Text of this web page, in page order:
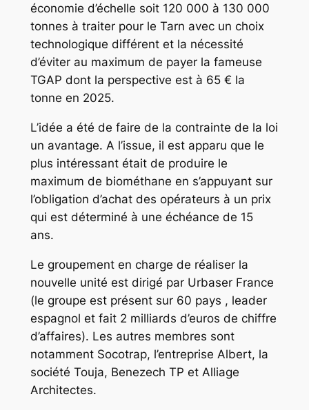
économie d’échelle soit 120 000 à 130 000
tonnes à traiter pour le Tarn avec un choix
technologique différent et la nécessité
d’éviter au maximum de payer la fameuse
TGAP dont la perspective est à 65 € la
tonne en 2025.
L’idée a été de faire de la contrainte de la loi
un avantage. A l’issue, il est apparu que le
plus intéressant était de produire le
maximum de biométhane en s’appuyant sur
l’obligation d’achat des opérateurs à un prix
qui est déterminé à une échéance de 15
ans.
Le groupement en charge de réaliser la
nouvelle unité est dirigé par Urbaser France
(le groupe est présent sur 60 pays , leader
espagnol et fait 2 milliards d’euros de chiffre
d’affaires). Les autres membres sont
notamment Socotrap, l’entreprise Albert, la
société Touja, Benezech TP et Alliage
Architectes.